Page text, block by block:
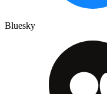
Bluesky